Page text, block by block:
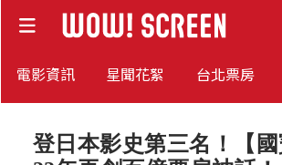
電影資訊 星聞花絮 台北票房
登日本影史第三名！【